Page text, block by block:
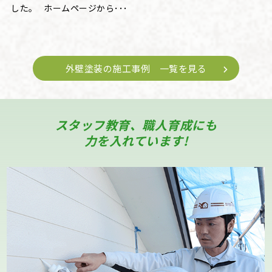
した。 ホームページから･･･
外壁塗装の施工事例 一覧を見る
スタッフ教育、職人育成にも
力を入れています!